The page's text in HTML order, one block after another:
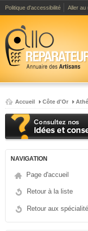
Politique d'accessibilité Aller au
Accueil Côte d'Or
NAVIGATION
Page d'accueil
Retour à la liste
Retour aux